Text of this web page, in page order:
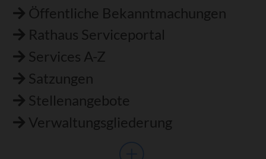
Öffentliche Bekanntmachungen
Rathaus Serviceportal
Services A-Z
Satzungen
Stellenangebote
Verwaltungsgliederung